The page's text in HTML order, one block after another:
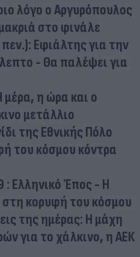
λόγο ο Αργυρόπουλος
στο φινάλε
Εφιάλτης για την
- Θα παλέψει για
η ώρα και ο
μετάλλιο
της Εθνικής Πόλο
του κόσμου κόντρα
Ελληνικό Έπος - Η
κορυφή του κόσμου
της ημέρας: Η μάχη
για το χάλκινο, η ΑΕΚ